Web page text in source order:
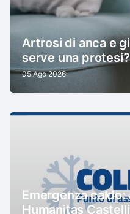
Artrosi di anca e
serve una protesi?
05 Ago 2026
Emergenza
Humanitas